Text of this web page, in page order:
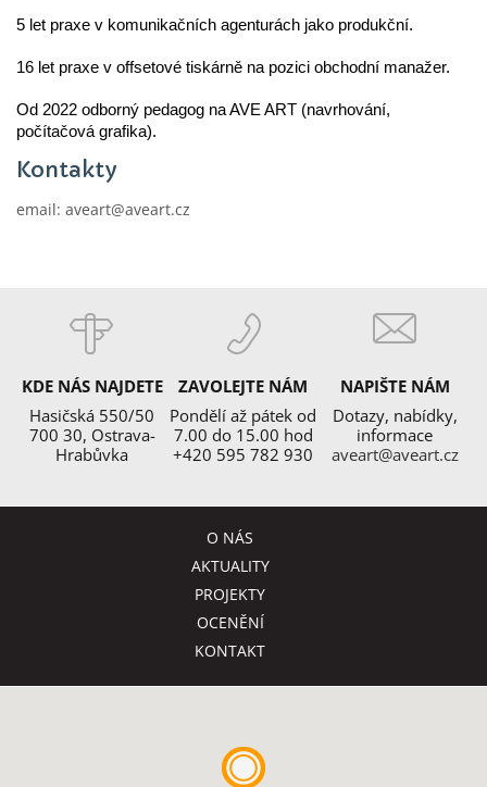
5 let praxe v komunikačních agenturách jako produkční.
16 let praxe v offsetové tiskárně na pozici obchodní manažer.
Od 2022 odborný pedagog na AVE ART (navrhování,
počítačová grafika).
Kontakty
email: aveart@aveart.cz
KDE NÁS NAJDETE
Hasičská 550/50
700 30, Ostrava-
Hrabůvka
ZAVOLEJTE NÁM
Pondělí až pátek od
7.00 do 15.00 hod
+420 595 782 930
NAPIŠTE NÁM
Dotazy, nabídky,
informace
aveart@aveart.cz
O NÁS
AKTUALITY
PROJEKTY
OCENĚNÍ
KONTAKT